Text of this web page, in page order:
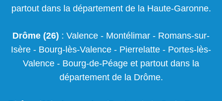
partout dans la département de la Haute-Garonne.
Drôme (26) : Valence - Montélimar - Romans-sur-
Isère - Bourg-lès-Valence - Pierrelatte - Portes-lès-
Valence - Bourg-de-Péage et partout dans la
département de la Drôme.